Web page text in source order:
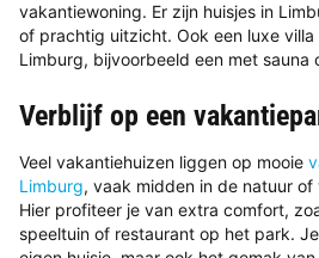
vakantiewoning. Er zijn huisjes in
of prachtig uitzicht. Ook een luxe villa
Limburg, bijvoorbeeld een met sauna
Verblijf op een
Veel vakantiehuizen liggen op mooie
Limburg, vaak midden in de natuur
Hier profiteer je van extra comfort,
speeltuin of restaurant op het park.